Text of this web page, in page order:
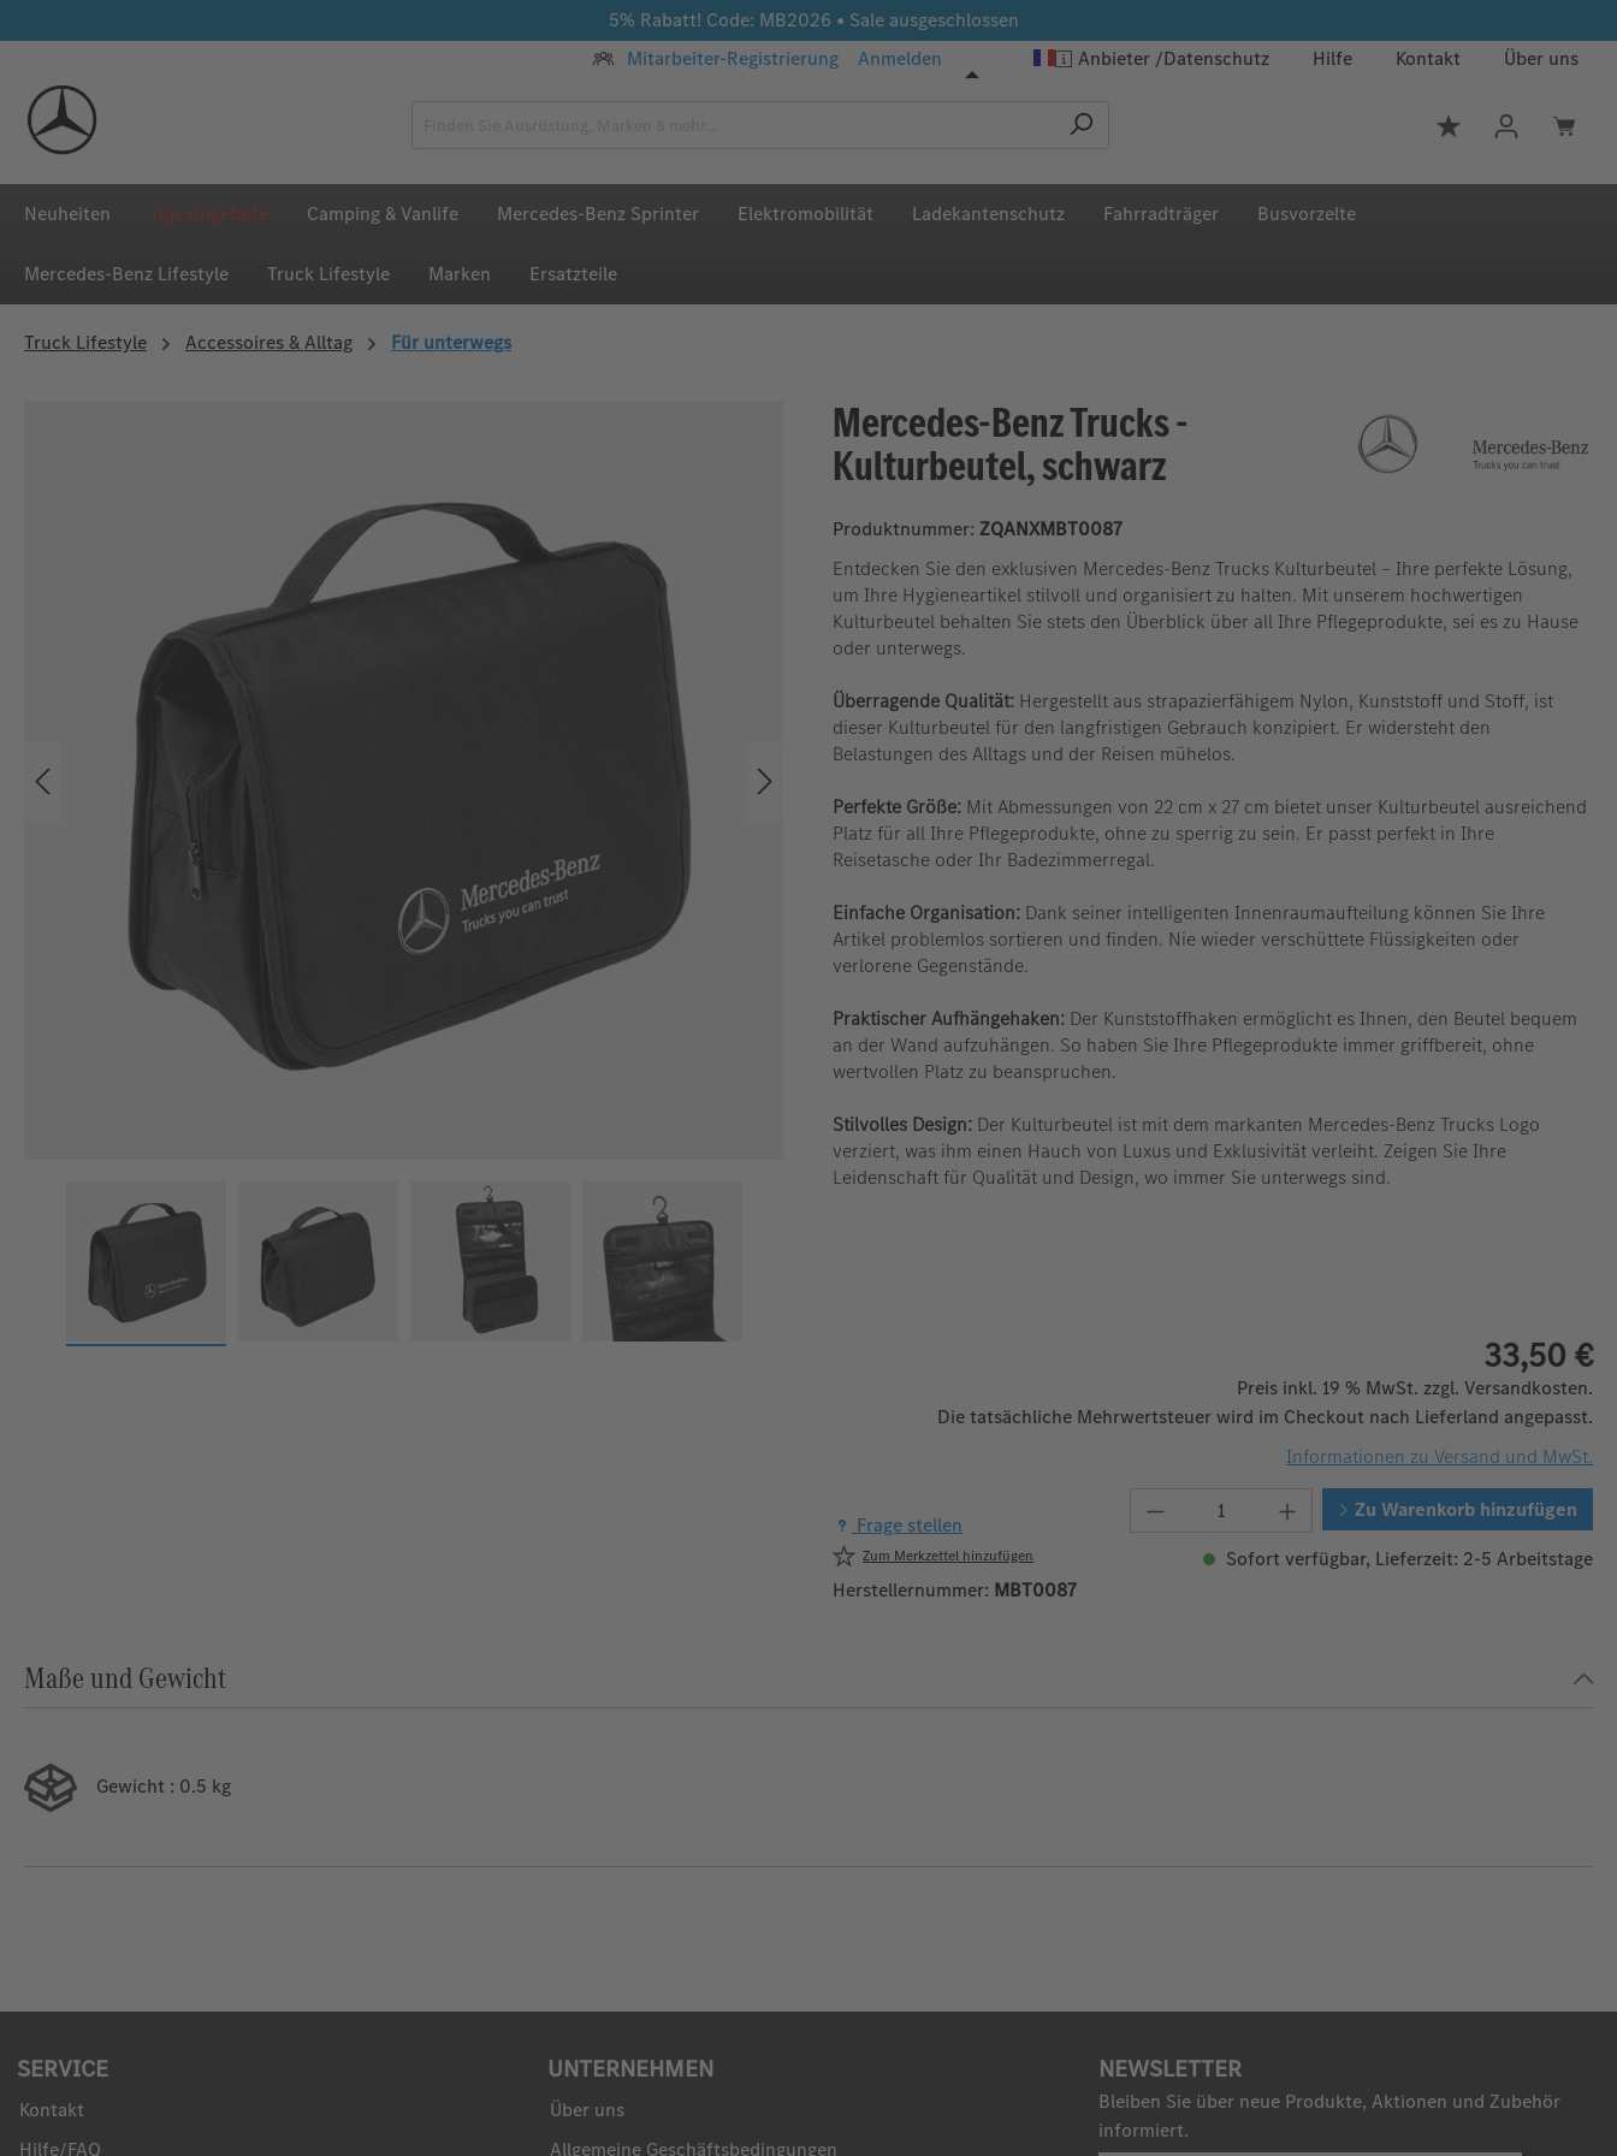
5% Rabatt! Code: MB2026 • Sale ausgeschlossen
Mitarbeiter-Registrierung
Anmelden Anbieter Datenschutz Hilfe Kontakt Über uns
Du hast 0
Neuheiten Top-Angebote Camping & Vanlife Mercedes-Benz Sprinter Elektromobilität Ladekantenschutz Fahrradträger Busvorzelte
Mercedes‑Benz Lifestyle Truck Lifestyle Marken Ersatzteile
Truck Lifestyle Accessoires & Alltag Für unterwegs
Mercedes-Benz Trucks -
Kulturbeutel, schwarz
Produktnummer: ZQANXMBT0087
Entdecken Sie den exklusiven Mercedes-Benz Trucks Kulturbeutel – Ihre perfekte Lösung,
um Ihre Hygieneartikel stilvoll und organisiert zu halten. Mit unserem hochwertigen
Kulturbeutel behalten Sie stets den Überblick über all Ihre Pflegeprodukte, sei es zu Hause
oder unterwegs.
Überragende Qualität: Hergestellt aus strapazierfähigem Nylon, Kunststoff und Stoff, ist
dieser Kulturbeutel für den langfristigen Gebrauch konzipiert. Er widersteht den
Belastungen des Alltags und der Reisen mühelos.
Perfekte Größe: Mit Abmessungen von 22 cm x 27 cm bietet unser Kulturbeutel ausreichend
Platz für all Ihre Pflegeprodukte, ohne zu sperrig zu sein. Er passt perfekt in Ihre
Reisetasche oder Ihr Badezimmerregal.
Einfache Organisation: Dank seiner intelligenten Innenraumaufteilung können Sie Ihre
Artikel problemlos sortieren und finden. Nie wieder verschüttete Flüssigkeiten oder
verlorene Gegenstände.
Praktischer Aufhängehaken: Der Kunststoffhaken ermöglicht es Ihnen, den Beutel bequem
an der Wand aufzuhängen. So haben Sie Ihre Pflegeprodukte immer griffbereit, ohne
wertvollen Platz zu beanspruchen.
Stilvolles Design: Der Kulturbeutel ist mit dem markanten Mercedes-Benz Trucks Logo
verziert, was ihm einen Hauch von Luxus und Exklusivität verleiht. Zeigen Sie Ihre
Leidenschaft für Qualität und Design, wo immer Sie unterwegs sind.
33,50 €
Preis inkl. 19 % MwSt. zzgl. Versandkosten.
Die tatsächliche Mehrwertsteuer wird im Checkout nach Lieferland angepasst.
Informationen zu Versand und MwSt.
Produkt Anzahl: Gib denZu Warenkorb hinzufügen
Frage stellen
Zum Merkzettel hinzufügen
Sofort verfügbar, Lieferzeit: 2-5 Arbeitstage
Herstellernummer: MBT0087
Maße und Gewicht
Gewicht : 0.5 kg
SERVICE
Kontakt
Hilfe/FAQ
UNTERNEHMEN
Über uns
Allgemeine Geschäftsbedingungen
NEWSLETTER
Bleiben Sie über neue Produkte, Aktionen und Zubehör
informiert.